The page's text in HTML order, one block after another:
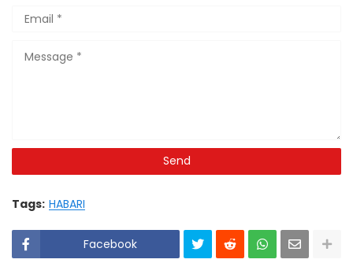
Tags: HABARI
Facebook